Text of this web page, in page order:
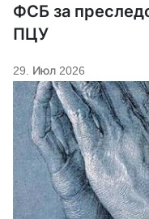
ФСБ за
ПЦУ
29. Июл 2026